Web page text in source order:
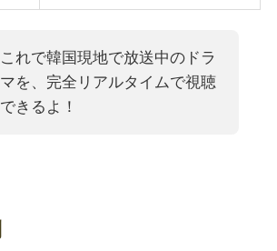
これで韓国現地で放送中のドラ
マを、完全リアルタイムで視聴
できるよ！